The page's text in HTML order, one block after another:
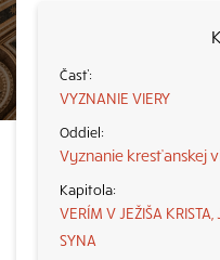
VYZNANIE VIERY
Vyznanie kresťanskej
VERÍM V JEŽIŠA
SYNA